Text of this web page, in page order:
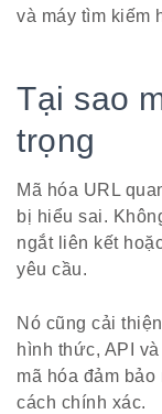
và máy tìm kiếm
Tại sao
trọng
Mã hóa URL
bị hiểu sai.
ngắt liên kết
yêu cầu.
Nó cũng cải
hình thức, API
mã hóa đảm
cách chính xác.